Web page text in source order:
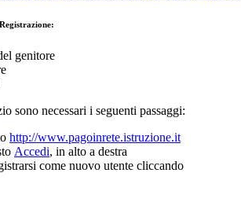
genitore
sono necessari i seguenti passaggi:
http://www.pagoinrete.istruzione.it
Accedi, in alto a destra
come nuovo utente cliccando